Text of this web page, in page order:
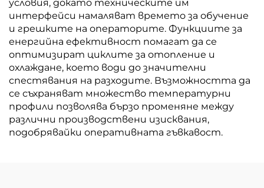
условия, докато техническите им
интерфейси намаляват времето за обучение
и грешките на операторите. Функциите за
енергийна ефективност помагат да се
оптимизират циклите за отопление и
охлаждане, което води до значителни
спестявания на разходите. Възможността да
се съхраняват множество температурни
профили позволява бързо променяне между
различни производствени изисквания,
подобрявайки оперативната гъвкавост.